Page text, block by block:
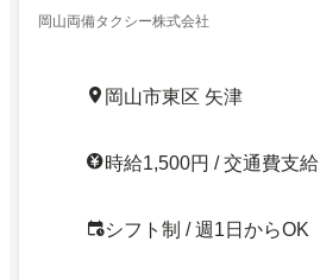
岡山両備タクシー株式会社
岡山市東区 矢津
時給1,500円 / 交通費支給
シフト制 / 週1日からOK